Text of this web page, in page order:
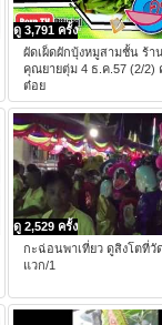
ดู 3,791 ครั้ง
ผัดเผ็ดผักบุ้งหมูสามชั้น ร้า
คุณยายตุ่ม 4 ธ.ค.57 (2/2)
ต๋อย
ดู 2,529 ครั้ง
กะฉ่อนพาเที่ยว ดูสิงโตที่วั
แวก/1